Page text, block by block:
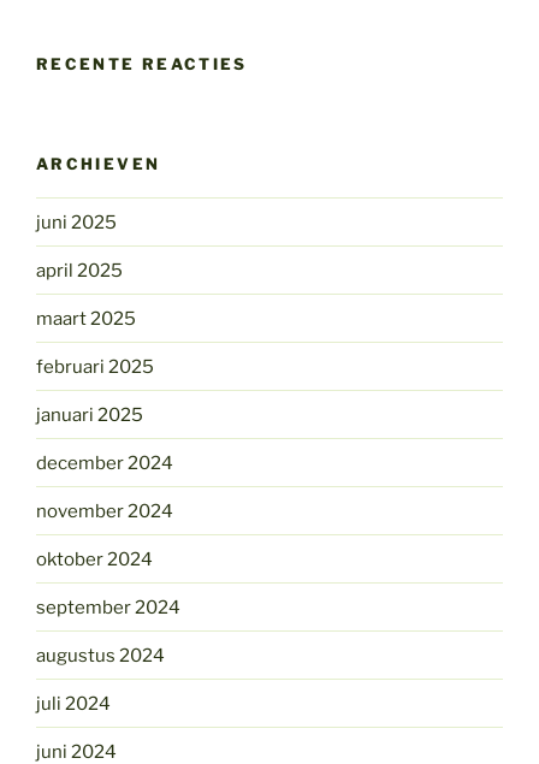
RECENTE REACTIES
ARCHIEVEN
juni 2025
april 2025
maart 2025
februari 2025
januari 2025
december 2024
november 2024
oktober 2024
september 2024
augustus 2024
juli 2024
juni 2024